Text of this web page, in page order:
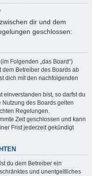
dir und dem
geschlossen:
Folgenden „das Board“)
Betreiber des Boards ab
dich mit den nachfolgenden
einverstanden bist, so darfst du
des Boards gelten
Regelungen.
Zeit geschlossen und kann
Frist jederzeit gekündigt
du dem Betreiber ein
und unentgeltliches